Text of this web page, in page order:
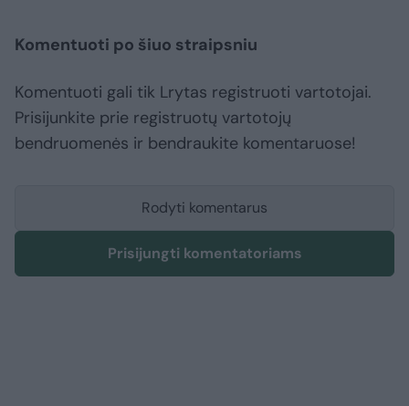
Komentuoti po šiuo straipsniu
Komentuoti gali tik Lrytas registruoti vartotojai.
Prisijunkite prie registruotų vartotojų
bendruomenės ir bendraukite komentaruose!
Rodyti komentarus
Prisijungti komentatoriams